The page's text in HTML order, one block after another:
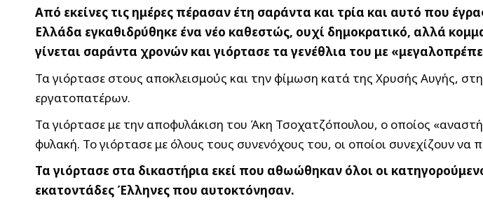
Από εκείνες τις ημέρες πέρασαν έτη σαράντα και τρία και αυτό που
Ελλάδα εγκαθιδρύθηκε ένα νέο καθεστώς, ουχί δημοκρατικό, αλλά
γίνεται σαράντα χρονών και γιόρτασε τα γενέθλια του με
Τα γιόρτασε στους αποκλεισμούς και την φίμωση κατά της Χρυσής Αυγής,
εργατοπατέρων.
Τα γιόρτασε με την αποφυλάκιση του Άκη Τσοχατζόπουλου, ο οποίος
φυλακή. Το γιόρτασε με όλους τους συνενόχους του, οι οποίοι συνεχίζουν
Τα γιόρτασε στα δικαστήρια εκεί που αθωώθηκαν όλοι οι
εκατοντάδες Έλληνες που αυτοκτόνησαν.